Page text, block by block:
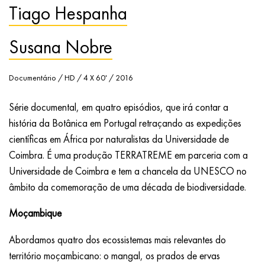
Tiago Hespanha
Susana Nobre
Documentário / HD / 4 X 60' / 2016
Série documental, em quatro episódios, que irá contar a
história da Botânica em Portugal retraçando as expedições
científicas em África por naturalistas da Universidade de
Coimbra. É uma produção TERRATREME em parceria com a
Universidade de Coimbra e tem a chancela da UNESCO no
âmbito da comemoração de uma década de biodiversidade.
Moçambique
Abordamos quatro dos ecossistemas mais relevantes do
território moçambicano: o mangal, os prados de ervas